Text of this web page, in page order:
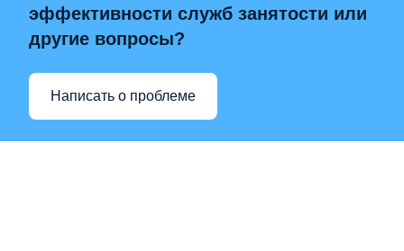
эффективности служб занятости или
другие вопросы?
Написать о проблеме